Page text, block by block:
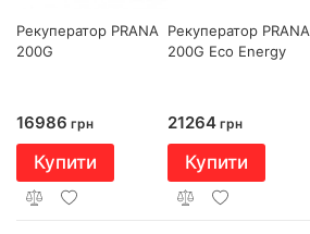
Рекуператор PRANA
200G
16986 грн
Купити
Рекуператор PRANA
200G Eco Energy
21264 грн
Купити